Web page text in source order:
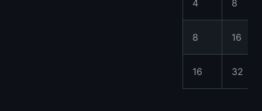
4 8
8 16
16 32